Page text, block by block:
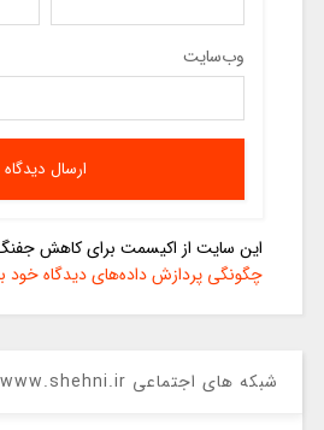
وب‌سایت
این سایت از اکیسمت برای کاهش
چگونگی پردازش داده‌های دیدگاه خود
شبکه های اجتماعی www.shehni.ir